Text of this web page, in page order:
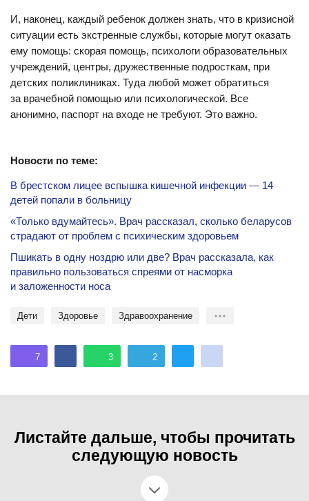
И, наконец, каждый ребенок должен знать, что в кризисной
ситуации есть экстренные службы, которые могут оказать
ему помощь: скорая помощь, психологи образовательных
учреждений, центры, дружественные подросткам, при
детских поликлиниках. Туда любой может обратиться
за врачебной помощью или психологической. Все
анонимно, паспорт на входе не требуют. Это важно.
Новости по теме:
В брестском лицее вспышка кишечной инфекции — 14
детей попали в больницу
«Только вдумайтесь». Врач рассказал, сколько беларусов
страдают от проблем с психическим здоровьем
Пшикать в одну ноздрю или две? Врач рассказала, как
правильно пользоваться спреями от насморка
и заложенности носа
Дети здоровье Здравоохранение
7 3 2
Листайте дальше, чтобы прочитать
следующую новость